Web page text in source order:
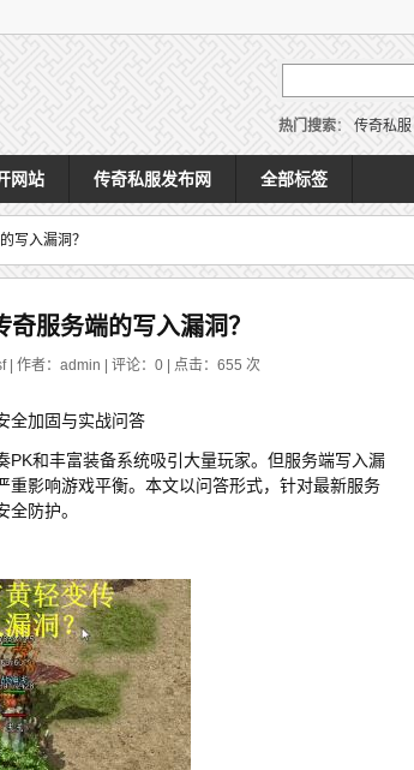
热门搜索： 传奇私服
网站 传奇私服发布网 全部标签
写入漏洞？
服务端的写入漏洞？
作者：admin | 评论：0 | 点击： 655 次
全加固与实战问答
和丰富装备系统吸引大量玩家。但服务端写入漏
影响游戏平衡。本文以问答形式，针对最新服务
防护。